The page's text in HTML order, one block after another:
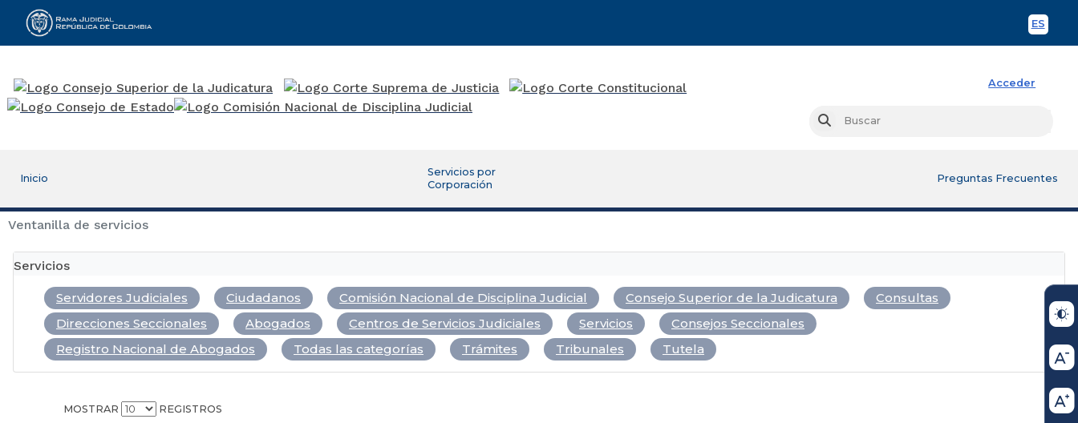
ES
Rama Judicial
Acceder
Buscar
Inicio
Servicios por
Corporación
Preguntas Frecuentes
Ventanilla de servicios
Servicios
Abogados Centros de Servicios Judiciales
Ciudadanos Comisión Nacional de Disciplina Judicial
Consejo Superior de la Judicatura
Consejos Seccionales
Consultas
Direcciones Seccionales
Registro Nacional de Abogados
Servicios
Servidores Judiciales
Todas las categorías Trámites Tribunales Tutela
MOSTRAR REGISTROS